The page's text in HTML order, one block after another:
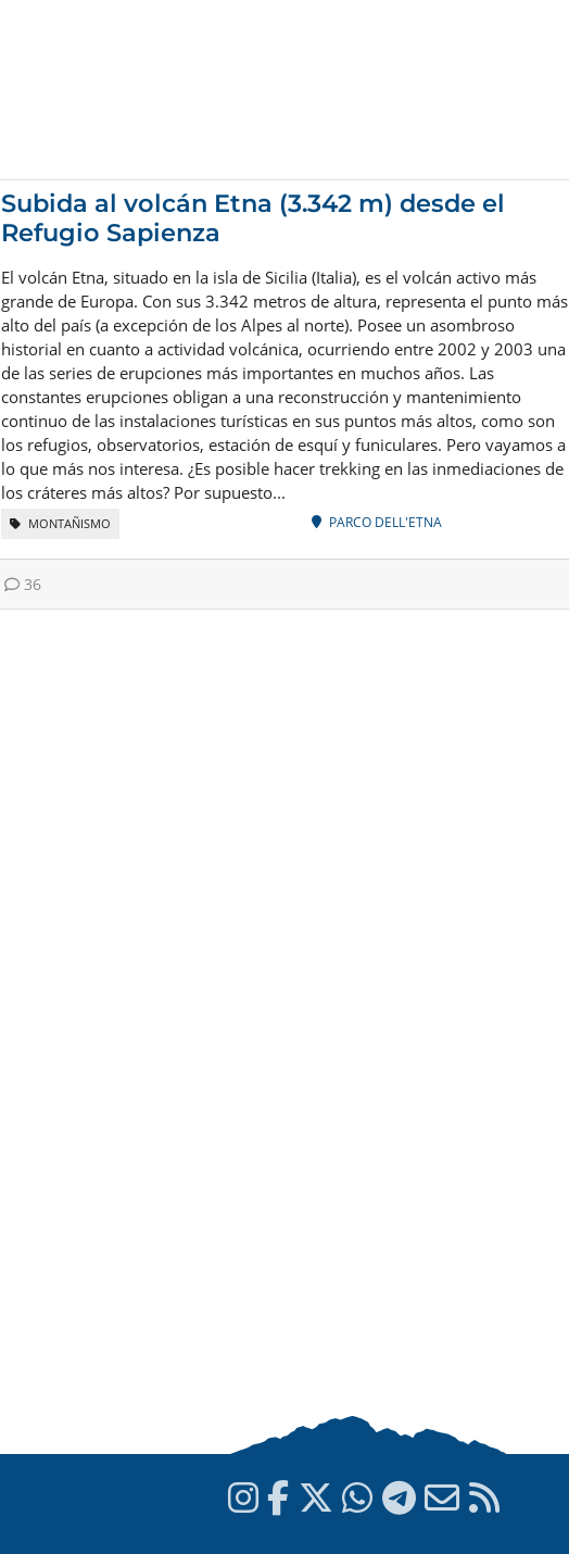
Subida al volcán Etna (3.342 m) desde el
Refugio Sapienza
El volcán Etna, situado en la isla de Sicilia (Italia), es el volcán activo más
grande de Europa. Con sus 3.342 metros de altura, representa el punto más
alto del país (a excepción de los Alpes al norte). Posee un asombroso
historial en cuanto a actividad volcánica, ocurriendo entre 2002 y 2003 una
de las series de erupciones más importantes en muchos años. Las
constantes erupciones obligan a una reconstrucción y mantenimiento
continuo de las instalaciones turísticas en sus puntos más altos, como son
los refugios, observatorios, estación de esquí y funiculares. Pero vayamos a
lo que más nos interesa. ¿Es posible hacer trekking en las inmediaciones de
los cráteres más altos? Por supuesto...
MONTAÑISMO PARCO DELL'ETNA
36